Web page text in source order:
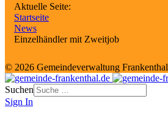
Aktuelle Seite:
Startseite
News
Einzelhändler mit Zweitjob
© 2026 Gemeindeverwaltung Frankenthal
Suchen
Sign In